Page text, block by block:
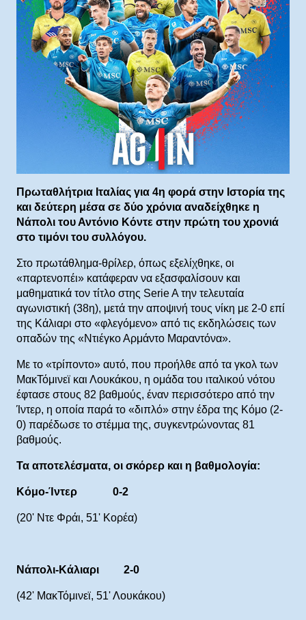
Πρωταθλήτρια Ιταλίας για 4η φορά στην Ιστορία της
και δεύτερη μέσα σε δύο χρόνια αναδείχθηκε η
Νάπολι του Αντόνιο Κόντε στην πρώτη του χρονιά
στο τιμόνι του συλλόγου.
Στο πρωτάθλημα-θρίλερ, όπως εξελίχθηκε, οι
«παρτενοπέι» κατάφεραν να εξασφαλίσουν και
μαθηματικά τον τίτλο στης Serie A την τελευταία
αγωνιστική (38η), μετά την αποψινή τους νίκη με 2-0 επί
της Κάλιαρι στο «φλεγόμενο» από τις εκδηλώσεις των
οπαδών της «Ντιέγκο Αρμάντο Μαραντόνα».
Με το «τρίποντο» αυτό, που προήλθε από τα γκολ των
ΜακΤόμινεϊ και Λουκάκου, η ομάδα του ιταλικού νότου
έφτασε στους 82 βαθμούς, έναν περισσότερο από την
Ίντερ, η οποία παρά το «διπλό» στην έδρα της Κόμο (2-
0) παρέδωσε το στέμμα της, συγκεντρώνοντας 81
βαθμούς.
Τα αποτελέσματα, οι σκόρερ και η βαθμολογία:
Κόμο-Ίντερ 0-2
(20' Ντε Φράι, 51' Κορέα)
Νάπολι-Κάλιαρι 2-0
(42' ΜακΤόμινεϊ, 51' Λουκάκου)